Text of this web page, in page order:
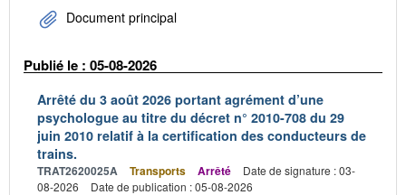
Document principal
Publié le : 05-08-2026
Arrêté du 3 août 2026 portant agrément d’une
psychologue au titre du décret n° 2010-708 du 29
juin 2010 relatif à la certification des conducteurs de
trains.
TRAT2620025A Transports Arrêté
Date de signature : 03-
08-2026
Date de publication : 05-08-2026